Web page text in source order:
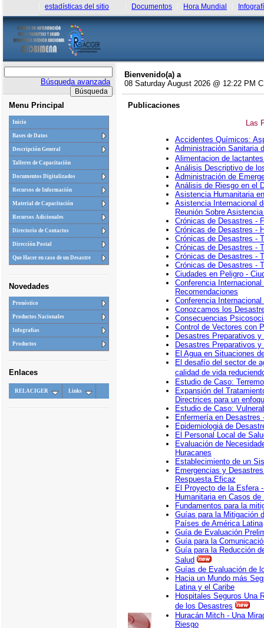
estadísticas del sitio Documentos Hora Mundial
Búsqueda avanzada
Menu Principal
Inicio
Bases de Datos
Descripción General
Talleres de Capacitación
Documentos Digitalizados
Recursos de Información
Material de Capacitación
Recursos Adicionales
Directorio de Contactos
Dirección Postal
Que Hacer en caso de un Desastre
Novedades
Pronóstico
Productos Nacionales
Infografias
Productos
Enlaces
RELACIGER Links
Bienvenido(a) a
08 Saturday August 2026 @ 12:22 PM
Publicaciones
Las
Accidentes Químicos:
Administración Sanitaria
Alimentacion de
Análisis Descriptivo de
Administración de
Análisis de Riesgo en el
Asistencia Humanitaria
Asistencia Internacional
Reunión Sobre
Crónicas de Desastres -
Crónicas de Desastres -
Crónicas de Desastres -
Crónicas de Desastres -
Crónicas de Desastres -
Crónicas de Desastres -
Ciudades en Peligro -
Conferencia
Recomendaciones
Conferencia
Conozcamos los
Consecuencias
Control de Vectores con
Desastres Preparativos
Desastres Preparativos
El Agua en Situaciones
El desafío del sector de
calidad de vida
Estudio de Caso:
Expansión del
Directrices para un
Estudio de Caso:
Enfermería en
Epidemiologiá de
El Personal Local de
Evaluación de
Huracanes
Establecimiento de un
Emergencias y
Respuesta Eficaz
El Proyecto de la Esfera
Humanitaria en Casos de
Fundamentos para la
Guías para la Mitigación
Países de América Latina
Guía de Evaluación
Guía para la
Guía para la Reducción
Salud
Guías de Evaluación de
Hacia un Mundo más
Latina y el Caribe
Hospitales Seguros Una
de los Desastres
Huracán Mitch - Una
Riesgo